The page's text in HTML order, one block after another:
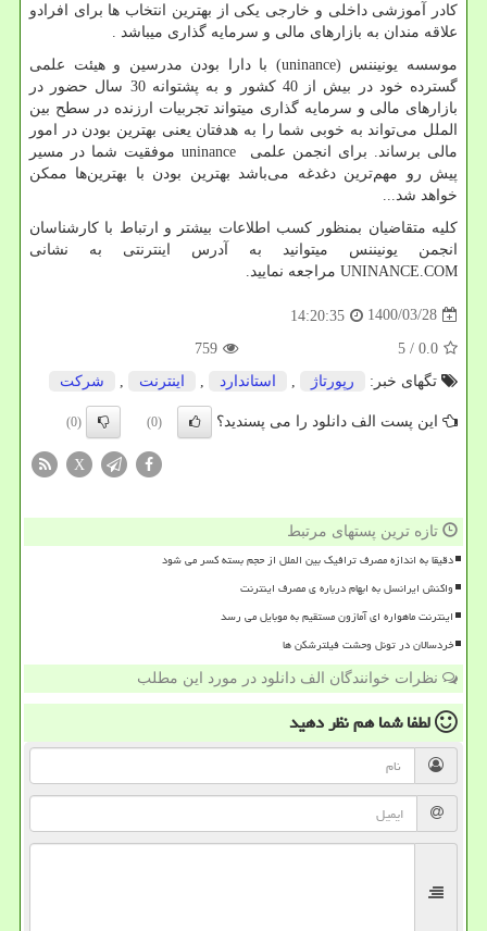
کادر آموزشی داخلی و خارجی یکی از بهترین انتخاب ها برای افرادو
علاقه مندان به بازارهای مالی و سرمایه گذاری میباشد .
موسسه یونیننس (uninance) با دارا بودن مدرسین و هیئت علمی
گسترده خود در بیش از 40 کشور و به پشتوانه 30 سال حضور در
بازارهای مالی و سرمایه گذاری میتواند تجربیات ارزنده در سطح بین
الملل می‌تواند به خوبی شما را به هدفتان یعنی بهترین بودن در امور
مالی برساند. برای انجمن علمی uninanceموفقیت شما در مسیر
پیش رو مهم‌ترین دغدغه می‌باشد بهترین بودن با بهترین‌ها ممکن
خواهد شد...
کلیه متقاضیان بمنظور کسب اطلاعات بیشتر و ارتباط با کارشناسان
انجمن یونیننس میتوانید به آدرس اینترنتی به نشانی
UNINANCE.COM مراجعه نمایید.
1400/03/28
14:20:35
0.0
/ 5
759
تگهای خبر:
رپورتاژ , استاندارد , اینترنت , شركت
این پست الف دانلود را می پسندید؟ (0)
(0)
X
تازه ترین پستهای مرتبط
دقیقا به اندازه مصرف ترافیک بین الملل از حجم بسته کسر می شود
واکنش ایرانسل به ابهام درباره ی مصرف اینترنت
اینترنت ماهواره ای آمازون مستقیم به موبایل می رسد
خردسالان در تونل وحشت فیلترشکن ها
نظرات خوانندگان الف دانلود در مورد این مطلب
لطفا شما همنظر دهید